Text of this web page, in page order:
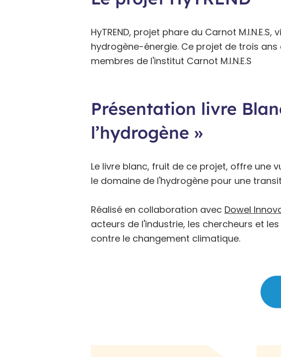
HyTREND, projet phare du Carnot
hydrogène-énergie. Ce projet de trois
membres de l'institut Carnot M.I.N.E.S
Présentation livre
l’hydrogène »
Le livre blanc, fruit de ce projet, offre une
le domaine de l'hydrogène pour une
Réalisé en collaboration avec Dowel
acteurs de l'industrie, les chercheurs et
contre le changement climatique.